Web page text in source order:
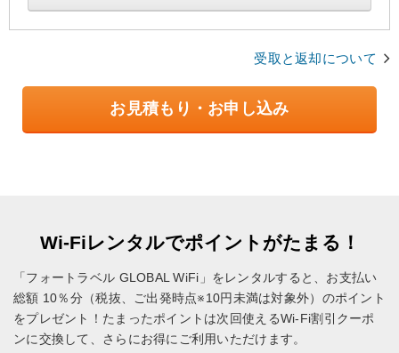
受取と返却について
お見積もり・お申し込み
Wi-Fiレンタルでポイントがたまる！
「フォートラベル GLOBAL WiFi」をレンタルすると、お支払い
総額 10％分（税抜、ご出発時点※10円未満は対象外）のポイント
をプレゼント！ たまったポイントは次回使えるWi-Fi割引クーポ
ンに交換して、さらにお得にご利用いただけます。